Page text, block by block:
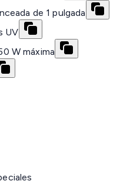
de 1 pulgada
UV
W máxima